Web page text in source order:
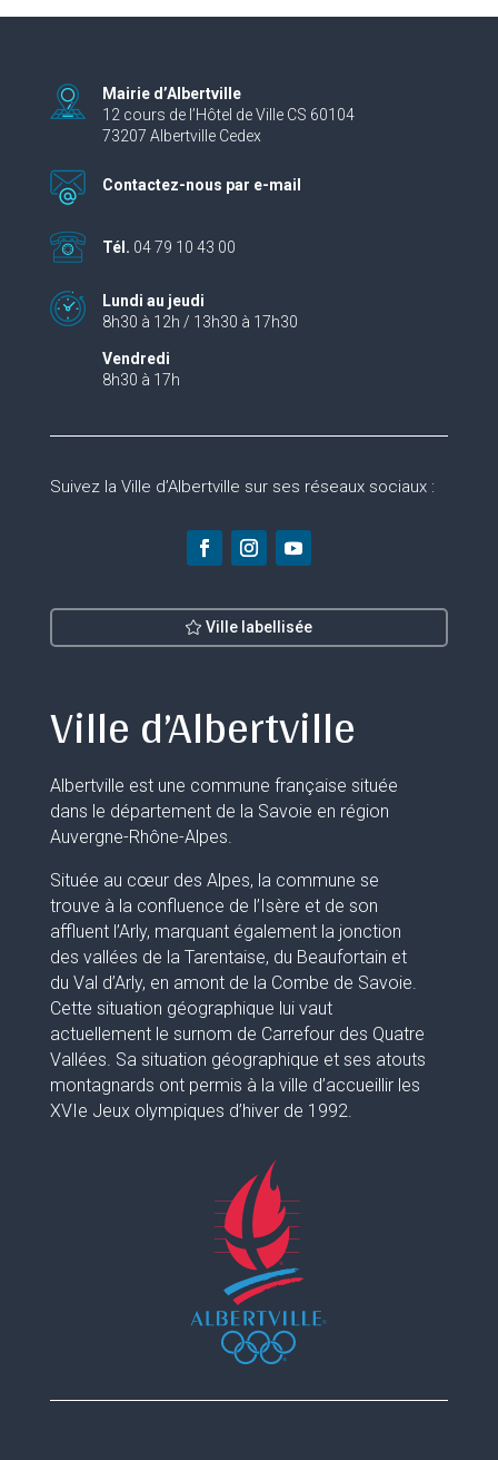
Mairie d’Albertville
12 cours de l’Hôtel de Ville CS 60104
73207 Albertville Cedex
Contactez-nous par e-mail
Tél. 04 79 10 43 00
Lundi au jeudi
8h30 à 12h / 13h30 à 17h30
Vendredi
8h30 à 17h
Suivez la Ville d’Albertville sur ses réseaux sociaux :
Ville labellisée
Ville d’Albertville
Albertville est une commune française située
dans le département de la Savoie en région
Auvergne-Rhône-Alpes.
Située au cœur des Alpes, la commune se
trouve à la confluence de l’Isère et de son
affluent l’Arly, marquant également la jonction
des vallées de la Tarentaise, du Beaufortain et
du Val d’Arly, en amont de la Combe de Savoie.
Cette situation géographique lui vaut
actuellement le surnom de Carrefour des Quatre
Vallées. Sa situation géographique et ses atouts
montagnards ont permis à la ville d’accueillir les
XVIe Jeux olympiques d’hiver de 1992.